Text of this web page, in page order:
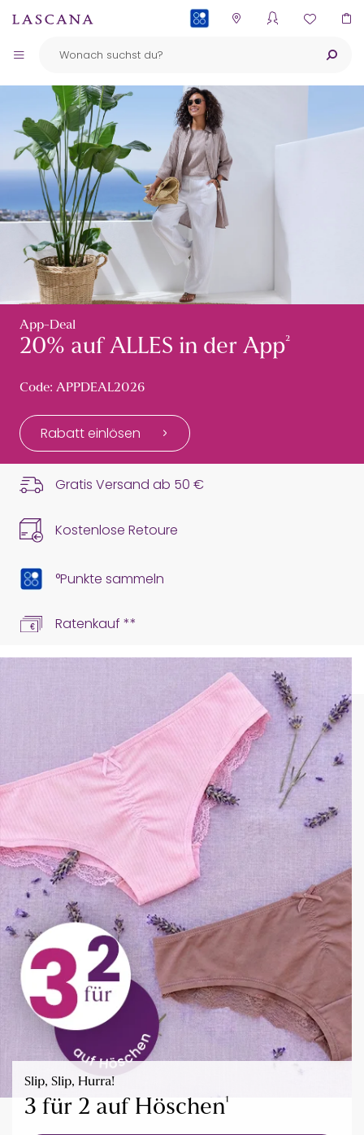
App-Deal
20% auf ALLES in der App²
Code: APPDEAL2026
Rabatt einlösen
Gratis Versand ab 50 €
Kostenlose Retoure
°Punkte sammeln
Ratenkauf **
Slip, Slip, Hurra!
3 für 2 auf Höschen¹